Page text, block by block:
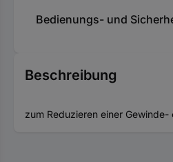
Bedienungs- und
Beschreibung
zum Reduzieren einer